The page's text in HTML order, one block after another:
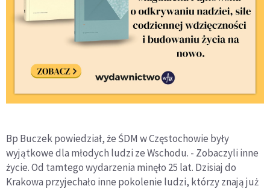
Bp Buczek powiedział, że ŚDM w Częstochowie były
wyjątkowe dla młodych ludzi ze Wschodu. - Zobaczyli inne
życie. Od tamtego wydarzenia minęło 25 lat. Dzisiaj do
Krakowa przyjechało inne pokolenie ludzi, którzy znają już